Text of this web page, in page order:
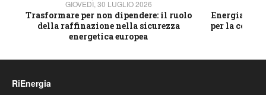
GIOVEDÌ, 30 LUGLIO 2026
Trasformare per non dipendere: il ruolo
della raffinazione nella sicurezza
energetica europea
Energia e
per la
RiEnergia